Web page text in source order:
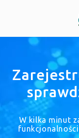
W kilka minut